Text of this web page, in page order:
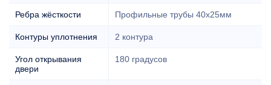
Ребра жёсткости Профильные трубы 40х25мм
Контуры уплотнения 2 контура
Угол открывания
двери
180 градусов